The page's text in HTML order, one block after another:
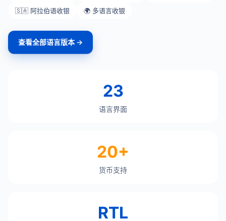
🇸🇦 阿拉伯语收银
🌍 多语言收银
查看全部语言版本 →
23
语言界面
20+
货币支持
RTL